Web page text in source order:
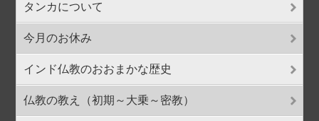
タンカについて
今月のお休み
インド仏教のおおまかな歴史
仏教の教え（初期～大乗～密教）